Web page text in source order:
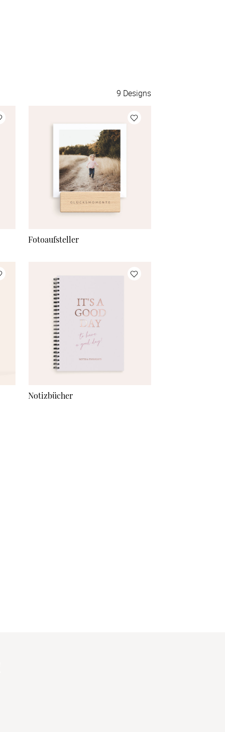
9 Designs
Fotoaufsteller
Notizbücher